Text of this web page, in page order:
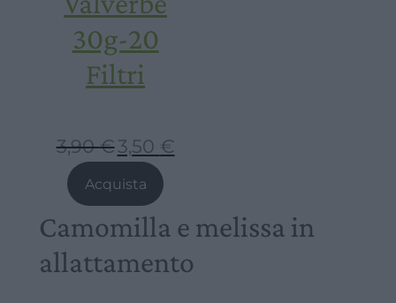
30g-20
Filtri
3,90€ Il
prezzo
originale
era:
3,50 €
è:
Acquista
Camomilla e melissa in
allattamento